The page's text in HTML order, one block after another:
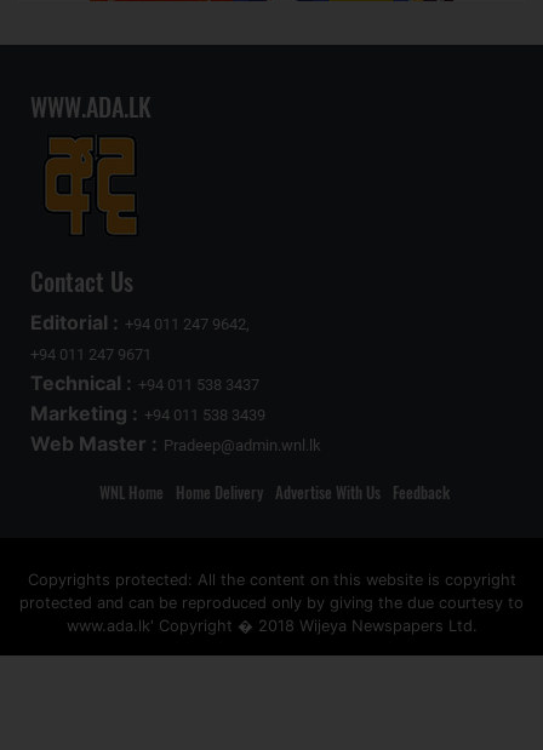
WWW.ADA.LK
Contact Us
Editorial : +94 011 247 9642,
+94 011 247 9671
Technical : +94 011 538 3437
Marketing : +94 011 538 3439
Web Master : Pradeep@admin.wnl.lk
WNL Home Home Delivery Advertise With Us Feedback
Copyrights protected: All the content on this website is copyright
protected and can be reproduced only by giving the due courtesy to
www.ada.lk' Copyright � 2018 Wijeya Newspapers Ltd.